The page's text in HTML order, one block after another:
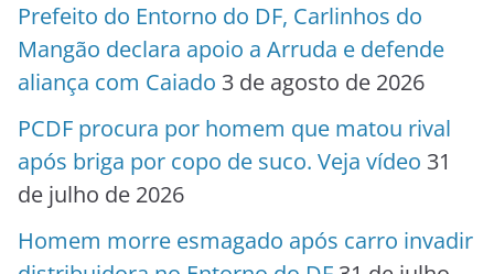
Prefeito do Entorno do DF, Carlinhos do
Mangão declara apoio a Arruda e defende
aliança com Caiado 3 de agosto de 2026
PCDF procura por homem que matou rival
após briga por copo de suco. Veja vídeo 31
de julho de 2026
Homem morre esmagado após carro invadir